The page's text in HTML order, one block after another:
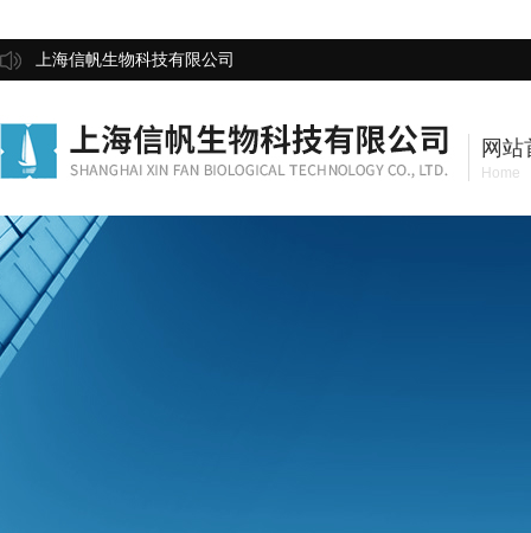
上海信帆生物科技有限公司
网站
Home